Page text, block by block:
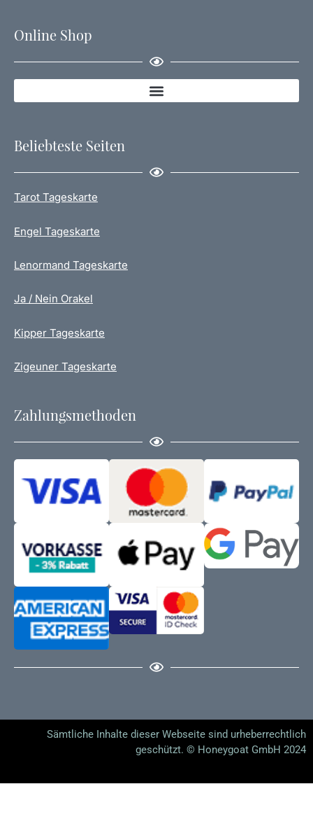
Online Shop
Beliebteste Seiten
Tarot Tageskarte
Engel Tageskarte
Lenormand Tageskarte
Ja / Nein Orakel
Kipper Tageskarte
Zigeuner Tageskarte
Zahlungsmethoden
Sämtliche Inhalte dieser Webseite sind urheberrechtlich
geschützt. © Honeygoat GmbH 2024